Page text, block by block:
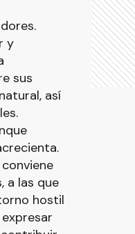
y
sus
así
a las que
hostil